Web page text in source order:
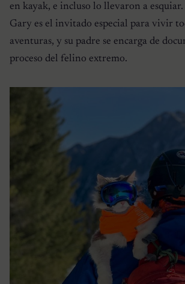
en kayak, e incluso lo llevaron a esquiar.
Gary es el invitado especial para vivir
aventuras, y su padre se encarga de
proceso del felino extremo.